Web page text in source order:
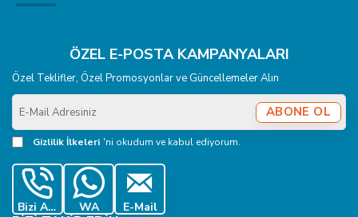
ÖZEL E-POSTA KAMPANYALARI
Özel Teklifler, Özel Promosyonlar ve Güncellemeler Alın
E-
Mail
Adresiniz
ABONE OL
Gizlilik İlkeleri 'ni okudum ve kabul ediyorum.
Bizi Ara WA E-Mail